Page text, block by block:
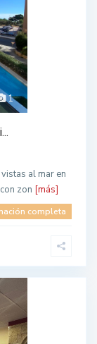
1
al mar en
zon [más]
completa